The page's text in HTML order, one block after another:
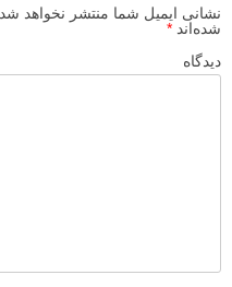
نشانی ایمیل شما منتشر نخواهد شد.
شده‌اند *
دیدگاه